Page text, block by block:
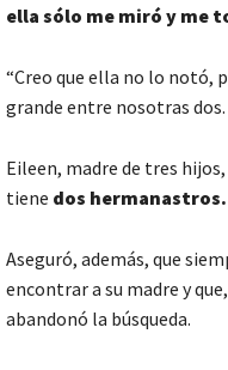
ella sólo me miró y me
“Creo que ella no lo notó,
grande entre nosotras
Eileen, madre de tres
tiene dos hermanastros.
Aseguró, además, que
encontrar a su madre y
abandonó la búsqueda.